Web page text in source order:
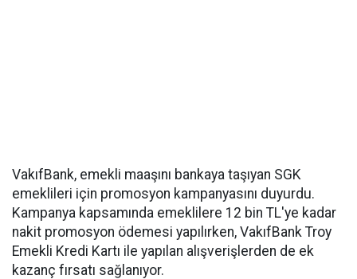
VakıfBank, emekli maaşını bankaya taşıyan SGK
emeklileri için promosyon kampanyasını duyurdu.
Kampanya kapsamında emeklilere 12 bin TL'ye kadar
nakit promosyon ödemesi yapılırken, VakıfBank Troy
Emekli Kredi Kartı ile yapılan alışverişlerden de ek
kazanç fırsatı sağlanıyor.